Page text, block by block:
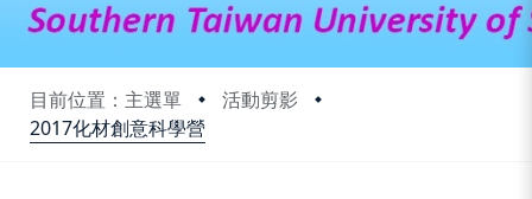
目前位置：主選單
活動剪影
2017化材創意科學營